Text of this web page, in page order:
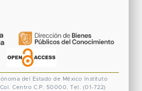
del Estado de México
Instituto
Centro C.P. 50000. Tel. (01-722)